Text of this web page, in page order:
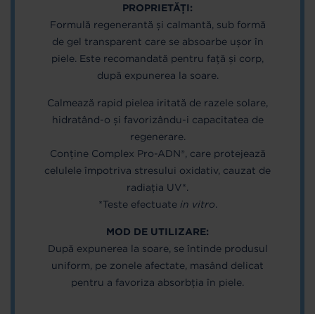
PROPRIETĂȚI:
Formulă regenerantă și calmantă, sub formă
de gel transparent care se absoarbe ușor în
piele. Este recomandată pentru față și corp,
după expunerea la soare.
Calmează rapid pielea iritată de razele solare,
hidratând-o și favorizându-i capacitatea de
regenerare.
Conține Complex Pro-ADN®, care protejează
celulele împotriva stresului oxidativ, cauzat de
radiația UV*.
*Teste efectuate in vitro.
MOD DE UTILIZARE:
După expunerea la soare, se întinde produsul
uniform, pe zonele afectate, masând delicat
pentru a favoriza absorbția în piele.